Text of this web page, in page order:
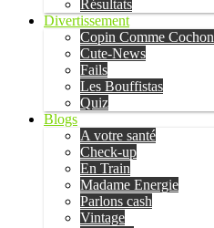
Résultats
Divertissement
Copin Comme Cochon
Cute-News
Fails
Les Bouffistas
Quiz
Blogs
A votre santé
Check-up
En Train
Madame Energie
Parlons cash
Vintage